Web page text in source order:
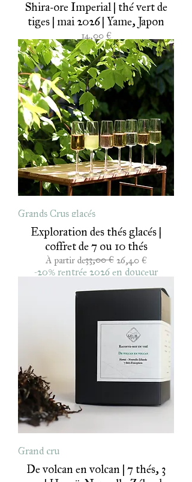
Shira-ore Imperial | thé vert de
tiges | mai 2026 | Yame, Japon
14,00 €
Grands Crus glacés
Exploration des thés glacés |
coffret de 7 ou 10 thés
À partir de
Prix original33,00 € 26,40 €
Prix promotionnel
-20% rentrée 2026 en douceur
Grand cru
De volcan en volcan | 7 thés, 3